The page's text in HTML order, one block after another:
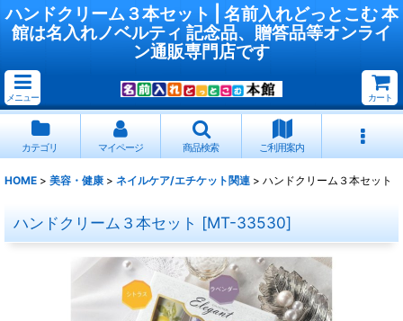
ハンドクリーム３本セット | 名前入れどっとこむ 本
館は名入れノベルティ 記念品、贈答品等オンライ
ン通販専門店です
メニュー カート
カテゴリ マイページ 商品検索 ご利用案内
HOME > 美容・健康 > ネイルケア/エチケット関連 > ハンドクリーム３本セット
ハンドクリーム３本セット [MT-33530]